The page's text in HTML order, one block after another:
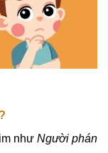
như Người phán